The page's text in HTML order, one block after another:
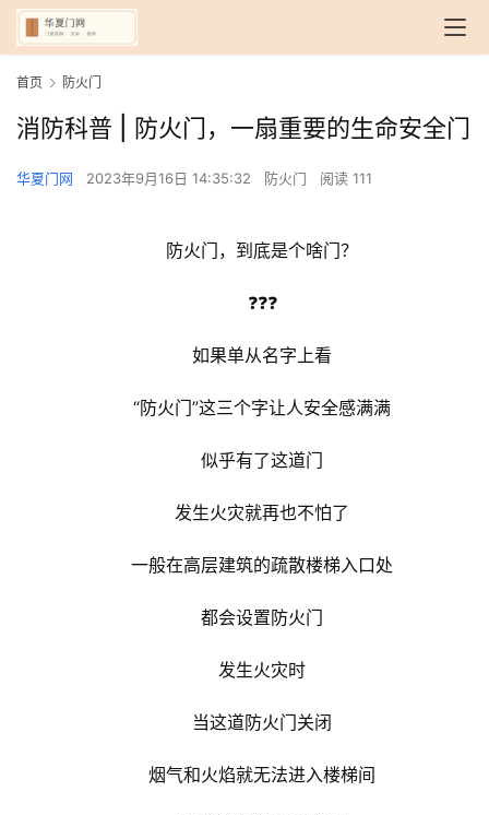
首页 防火门
消防科普 | 防火门，一扇重要的生命安全门
华夏门网 2023年9月16日 14:35:32 防火门 阅读 111
防火门，到底是个啥门？
❓❓❓
如果单从名字上看
“防火门”这三个字让人安全感满满
似乎有了这道门
发生火灾就再也不怕了
一般在高层建筑的疏散楼梯入口处
都会设置防火门
发生火灾时
当这道防火门关闭
烟气和火焰就无法进入楼梯间